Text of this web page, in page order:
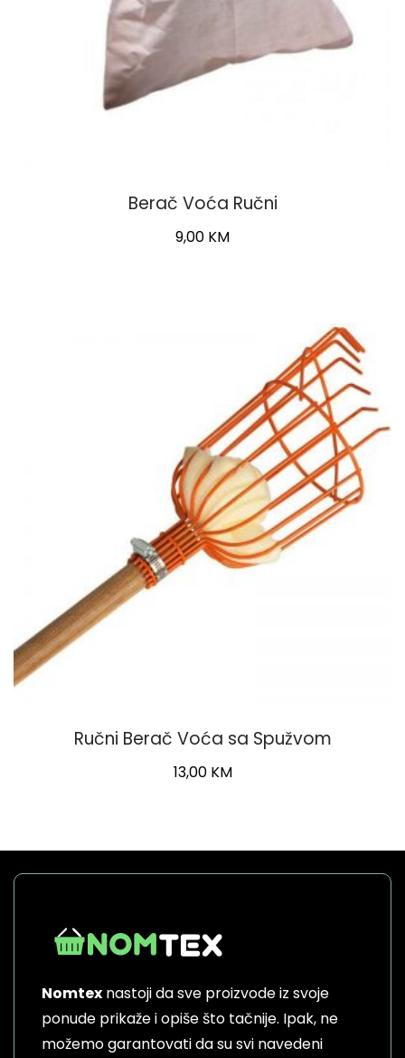
Berač Voća Ručni
9,00 KM
Ručni Berač Voća sa Spužvom
13,00 KM
Nomtex nastoji da sve proizvode iz svoje
ponude prikaže i opiše što tačnije. Ipak, ne
možemo garantovati da su svi navedeni